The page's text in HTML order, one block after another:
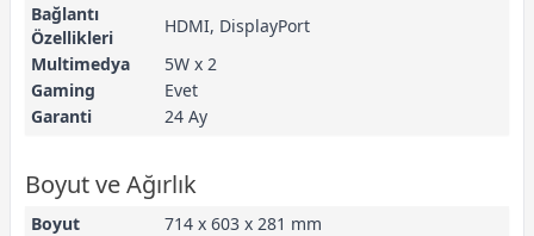
Bağlantı
Özellikleri
HDMI, DisplayPort
Multimedya
5W x 2
Gaming
Evet
Garanti
24 Ay
Boyut ve Ağırlık
Boyut
714 x 603 x 281 mm